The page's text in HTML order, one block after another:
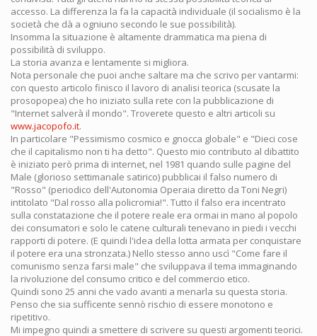
accesso. La differenza la fa la capacità individuale (il socialismo è la
società che dà a ogniuno secondo le sue possibilità).
Insomma la situazione è altamente drammatica ma piena di
possibilità di sviluppo.
La storia avanza e lentamente si migliora.
Nota personale che puoi anche saltare ma che scrivo per vantarmi:
con questo articolo finisco il lavoro di analisi teorica (scusate la
prosopopea) che ho iniziato sulla rete con la pubblicazione di
"Internet salverà il mondo". Troverete questo e altri articoli su
www.jacopofo.it.
In particolare "Pessimismo cosmico e gnocca globale" e "Dieci cose
che il capitalismo non ti ha detto". Questo mio contributo al dibattito
è iniziato però prima di internet, nel 1981 quando sulle pagine del
Male (glorioso settimanale satirico) pubblicai il falso numero di
"Rosso" (periodico dell'Autonomia Operaia diretto da Toni Negri)
intitolato "Dal rosso alla policromia!". Tutto il falso era incentrato
sulla constatazione che il potere reale era ormai in mano al popolo
dei consumatori e solo le catene culturali tenevano in piedi i vecchi
rapporti di potere. (E quindi l'idea della lotta armata per conquistare
il potere era una stronzata.) Nello stesso anno uscì "Come fare il
comunismo senza farsi male" che sviluppava il tema immaginando
la rivoluzione del consumo critico e del commercio etico.
Quindi sono 25 anni che vado avanti a menarla su questa storia.
Penso che sia sufficente sennò rischio di essere monotono e
ripetitivo.
Mi impegno quindi a smettere di scrivere su questi argomenti teorici.